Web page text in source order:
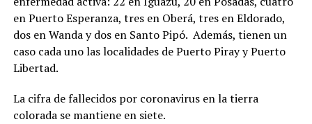
en Puerto Esperanza, tres en Oberá, tres en Eldorado,
dos en Wanda y dos en Santo Pipó. Además, tienen un
caso cada uno las localidades de Puerto Piray y Puerto
Libertad.
La cifra de fallecidos por coronavirus en la tierra
colorada se mantiene en siete.